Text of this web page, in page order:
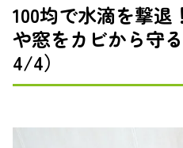
100均で水滴を撃退
や窓をカビから守
4/4）